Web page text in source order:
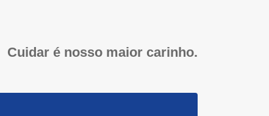
Cuidar é nosso maior carinho.